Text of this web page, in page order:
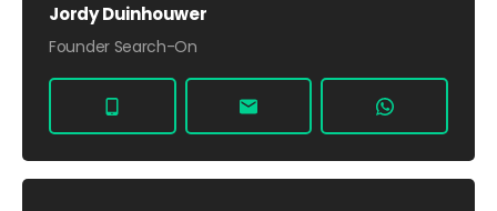
Jordy Duinhouwer
Founder Search-On